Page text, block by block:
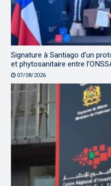
Signature à Santiago d’un
et phytosanitaire entre
07/08/2026